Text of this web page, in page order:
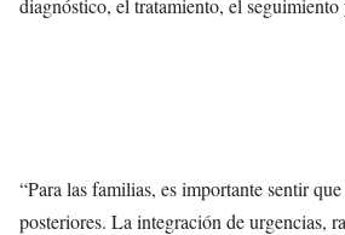
diagnóstico, el tratamiento, el
“Para las familias, es importante sentir
posteriores. La integración de urgencias,